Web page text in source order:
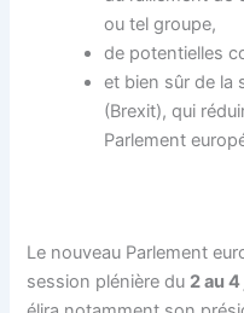
ou tel groupe,
de potentielles
et bien sûr de la
(Brexit), qui
Parlement
Le nouveau Parlement
session plénière du 2 au